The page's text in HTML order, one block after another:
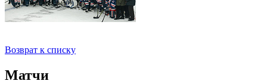
Возврат к списку
Матчи